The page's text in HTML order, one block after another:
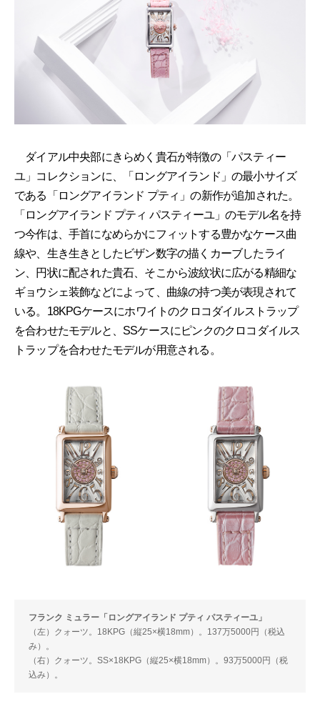
ダイアル中央部にきらめく貴石が特徴の「パスティー
ユ」コレクションに、「ロングアイランド」の最小サイズ
である「ロングアイランド プティ」の新作が追加された。
「ロングアイランド プティ パスティーユ」のモデル名を持
つ今作は、手首になめらかにフィットする豊かなケース曲
線や、生き生きとしたビザン数字の描くカーブしたライ
ン、円状に配された貴石、そこから波紋状に広がる精細な
ギョウシェ装飾などによって、曲線の持つ美が表現されて
いる。18KPGケースにホワイトのクロコダイルストラップ
を合わせたモデルと、SSケースにピンクのクロコダイルス
トラップを合わせたモデルが用意される。
フランク ミュラー「ロングアイランド プティ パスティーユ」
（左）クォーツ。18KPG（縦25×横18mm）。137万5000円（税込
み）。
（右）クォーツ。SS×18KPG（縦25×横18mm）。93万5000円（税
込み）。